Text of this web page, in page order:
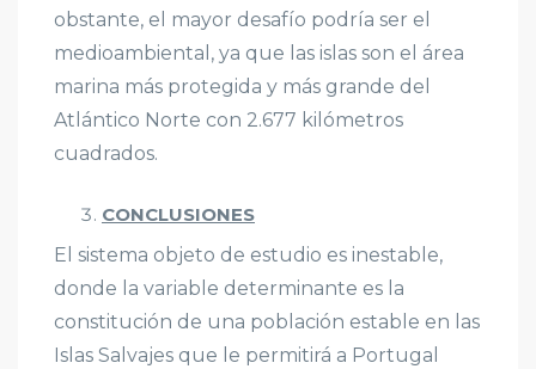
obstante, el mayor desafío podría ser el
medioambiental, ya que las islas son el área
marina más protegida y más grande del
Atlántico Norte con 2.677 kilómetros
cuadrados.
CONCLUSIONES
El sistema objeto de estudio es inestable,
donde la variable determinante es la
constitución de una población estable en las
Islas Salvajes que le permitirá a Portugal